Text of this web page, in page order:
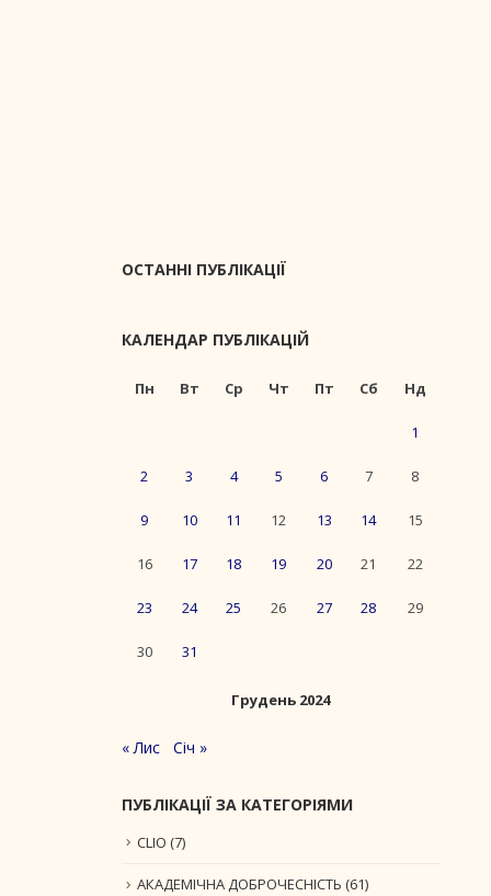
ОСТАННІ ПУБЛІКАЦІЇ
КАЛЕНДАР ПУБЛІКАЦІЙ
Грудень 2024
Пн Вт Ср Чт Пт Сб Нд
1
2 3 4 5 6 7 8
9 10 11 12 13 14 15
16 17 18 19 20 21 22
23 24 25 26 27 28 29
30 31
« Лис Січ »
ПУБЛІКАЦІЇ ЗА КАТЕГОРІЯМИ
CLIO (7)
АКАДЕМІЧНА ДОБРОЧЕСНІСТЬ (61)